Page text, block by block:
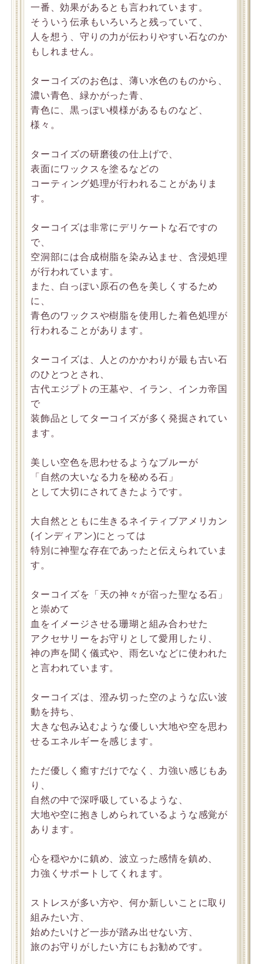
一番、効果があるとも言われています。
そういう伝承もいろいろと残っていて、
人を想う、守りの力が伝わりやすい石なのか
もしれません。
ターコイズのお色は、薄い水色のものから、
濃い青色、緑かがった青、
青色に、黒っぽい模様があるものなど、
様々。
ターコイズの研磨後の仕上げで、
表面にワックスを塗るなどの
コーティング処理が行われることがありま
す。
ターコイズは非常にデリケートな石ですの
で、
空洞部には合成樹脂を染み込ませ、含浸処理
が行われています。
また、白っぽい原石の色を美しくするため
に、
青色のワックスや樹脂を使用した着色処理が
行われることがあります。
ターコイズは、人とのかかわりが最も古い石
のひとつとされ、
古代エジプトの王墓や、イラン、インカ帝国
で
装飾品としてターコイズが多く発掘されてい
ます。
美しい空色を思わせるようなブルーが
「自然の大いなる力を秘める石」
として大切にされてきたようです。
大自然とともに生きるネイティブアメリカン
(インディアン)にとっては
特別に神聖な存在であったと伝えられていま
す。
ターコイズを「天の神々が宿った聖なる石」
と崇めて
血をイメージさせる珊瑚と組み合わせた
アクセサリーをお守りとして愛用したり、
神の声を聞く儀式や、雨乞いなどに使われた
と言われています。
ターコイズは、澄み切った空のような広い波
動を持ち、
大きな包み込むような優しい大地や空を思わ
せるエネルギーを感じます。
ただ優しく癒すだけでなく、力強い感じもあ
り、
自然の中で深呼吸しているような、
大地や空に抱きしめられているような感覚が
あります。
心を穏やかに鎮め、波立った感情を鎮め、
力強くサポートしてくれます。
ストレスが多い方や、何か新しいことに取り
組みたい方、
始めたいけど一歩が踏み出せない方、
旅のお守りがしたい方にもお勧めです。